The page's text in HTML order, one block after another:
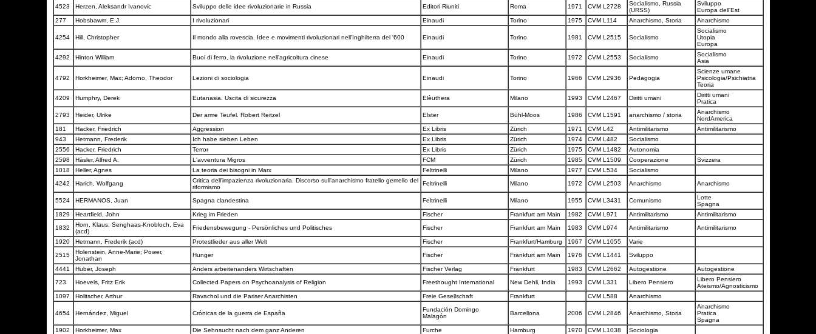
4523
Herzen, Aleksandr Ivanovic Sviluppo delle idee rivoluzionarie in Russia Editori Riuniti Roma 1971 CVM L2728
Socialismo, Russia
(URSS)
Sviluppo
Europa dell'Est
277
Hobsbawm, E.J. I rivoluzionari Einaudi Torino 1975 CVM L114 Anarchismo, Storia Anarchismo
4254 Hill, Christopher Il mondo alla rovescia. Idee e movimenti rivoluzionari nell'Inghilterra del '600 Einaudi Torino 1981 CVM L2515 Socialismo
Socialismo
Utopia
Europa
4292
Hinton William Buoi di ferro, la rivoluzione nell'agricoltura cinese Einaudi Torino 1972 CVM L2553 Socialismo
Socialismo
Asia
4792 Horkheimer, Max; Adorno, Theodor Lezioni di sociologia Einaudi Torino 1966 CVM L2936 Pedagogia
Scienze umane
Psicologia/Psichiatria
Teoria
4209
Humphry, Derek Eutanasia. Uscita di sicurezza Elèuthera Milano 1993 CVM L2467 Diritti umani
Diritti umani
Pratica
2793
Heider, Ulrike Der arme Teufel. Robert Reitzel Elster Bühl-Moos 1986 CVM L1591 anarchismo / storia
Anarchismo
NordAmerica
181
Hacker, Friedrich Aggression Ex Libris Zürich 1971 CVM L42 Antimilitarismo
Antimilitarismo
943
Hetmann, Frederik Ich habe sieben Leben Ex Libris Zürich 1974 CVM L482
Socialismo
2556
Hacker, Friedrich Terror Ex Libris Zürich 1975 CVM L1482
Autonomia
2598
Häsler, Alfred A. L'avventura Migros FCM Zürich 1985 CVM L1509 Cooperazione
Svizzera
1018
Heller, Agnes La teoria dei bisogni in Marx Feltrinelli Milano 1977 CVM L534
Socialismo
4242
Harich, Wolfgang
Critica dell'impazienza rivoluzionaria. Discorso sull'anarchismo fratello gemello del
riformismo
Feltrinelli Milano 1972 CVM L2503 Anarchismo Anarchismo
5524 HERMANOS, Juan Spagna clandestina Feltrinelli Milano 1955 CVM L3431 Comunismo
Lotte
Spagna
1829
Heartfield, John Krieg im Frieden Fischer Frankfurt am Main 1982 CVM L971 Antimilitarismo
Antimilitarismo
1832
Horn, Klaus; Senghaas-Knobloch, Eva
(acd)
Friedensbewegung - Persönliches und Politisches Fischer Frankfurt am Main 1983 CVM L974 Antimilitarismo Antimilitarismo
1920 Hetmann, Frederik (acd) Protestlieder aus aller Welt Fischer Frankfurt/Hamburg 1967 CVM L1055
Varie
2515
Holenstein, Anne-Marie; Power,
Jonathan
Hunger Fischer Frankfurt am Main 1976 CVM L1441 Sviluppo
4441 Huber, Joseph Anders arbeitenanders Wirtschaften Fischer Verlag Frankfurt 1983 CVM L2662 Autogestione
Autogestione
723
Hoevels, Fritz Erik Collected Papers on Psychoanalysis of Religion Freethought International New Dehli, India 1993 CVM L331 Libero Pensiero
Libero Pensiero
Ateismo/Agnosticismo
1097
Holitscher, Arthur Ravachol und die Pariser Anarchisten Freie Gesellschaft Frankfurt CVM L588 Anarchismo
4654 Hernández, Miguel Crónicas de la guerra de España
Fundación Domingo
Malagón
Barcellona 2006 CVM L2846 Anarchismo, Storia
Anarchismo
Pratica
Spagna
1902
Horkheimer, Max Die Sehnsucht nach dem ganz Anderen Furche Hamburg 1970 CVM L1038
Sociologia